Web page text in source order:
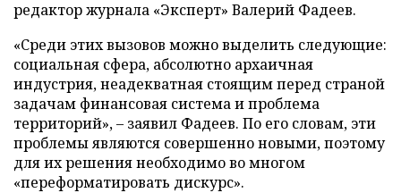
редактор журнала «Эксперт» Валерий Фадеев.
«Среди этих вызовов можно выделить следующие:
социальная сфера, абсолютно архаичная
индустрия, неадекватная стоящим перед страной
задачам финансовая система и проблема
территорий», – заявил Фадеев. По его словам, эти
проблемы являются совершенно новыми, поэтому
для их решения необходимо во многом
«переформатировать дискурс».